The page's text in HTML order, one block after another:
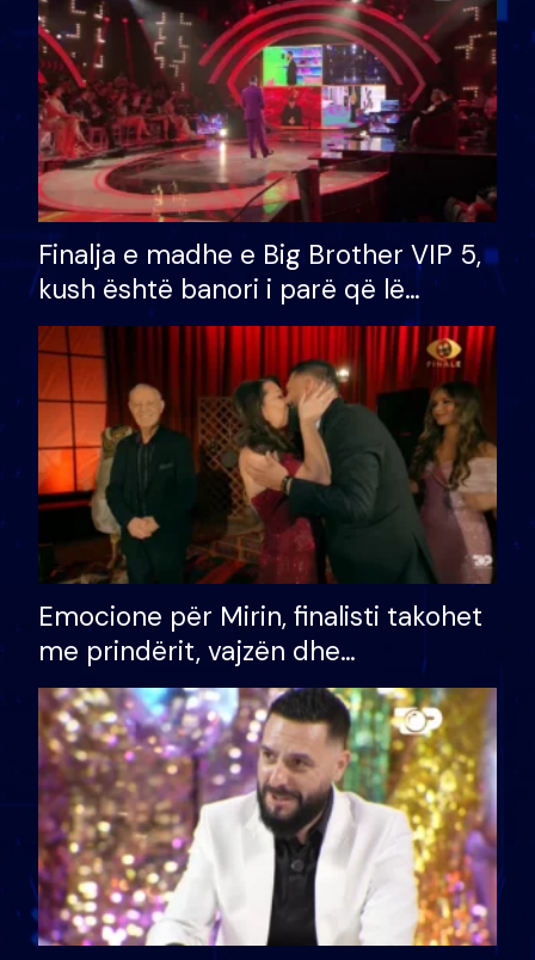
Finalja e madhe e Big Brother VIP 5,
kush është banori i parë që lë
shtëpinë dhe humb mundësinë për
të fituar çmimin e madh
Emocione për Mirin, finalisti takohet
me prindërit, vajzën dhe
bashkëshorten: S’kemi ndonjë letër
divorci apo jo?